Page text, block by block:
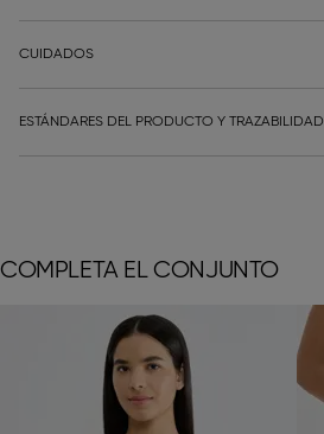
CUIDADOS
ESTÁNDARES DEL PRODUCTO Y TRAZABILIDAD
COMPLETA EL CONJUNTO